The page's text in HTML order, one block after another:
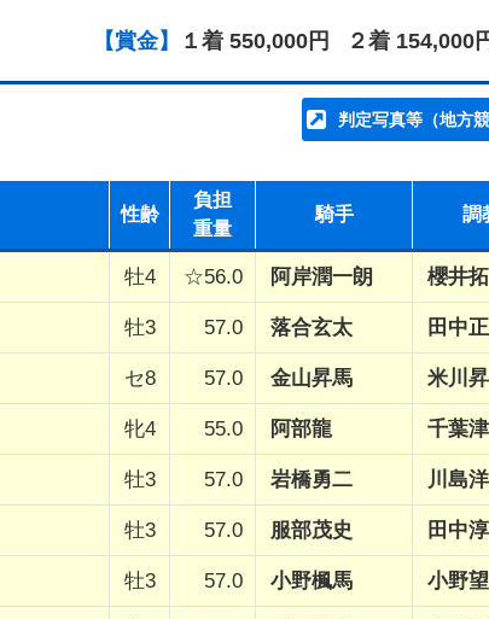
【賞金】
１着 550,000円 ２着 154,000
判定写真等（地方
性齢
負担
重量
騎手 調
牡4 ☆56.0 阿岸潤一朗 櫻井
牡3 57.0 落合玄太 田中
セ8 57.0 金山昇馬 米川昇
牝4 55.0 阿部龍 千葉
牡3 57.0 岩橋勇二 川島
牡3 57.0 服部茂史 田中
牡3 57.0 小野楓馬 小野望